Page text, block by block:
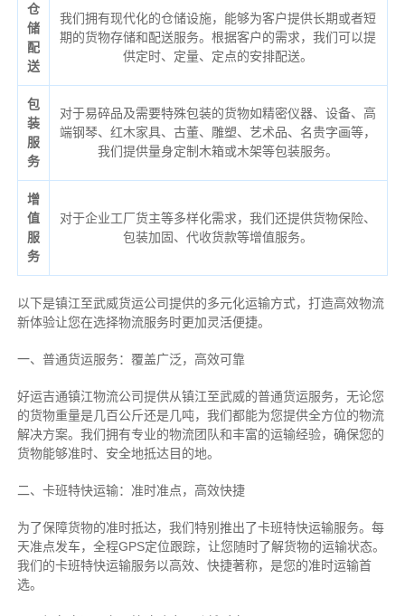
仓
储
配
送
我们拥有现代化的仓储设施，能够为客户提供长期或者短
期的货物存储和配送服务。根据客户的需求，我们可以提
供定时、定量、定点的安排配送。
包
装
服
务
对于易碎品及需要特殊包装的货物如精密仪器、设备、高
端钢琴、红木家具、古董、雕塑、艺术品、名贵字画等，
我们提供量身定制木箱或木架等包装服务。
增
值
服
务
对于企业工厂货主等多样化需求，我们还提供货物保险、
包装加固、代收货款等增值服务。
以下是镇江至武威货运公司提供的多元化运输方式，打造高效物流
新体验让您在选择物流服务时更加灵活便捷。
一、普通货运服务：覆盖广泛，高效可靠
好运吉通镇江物流公司提供从镇江至武威的普通货运服务，无论您
的货物重量是几百公斤还是几吨，我们都能为您提供全方位的物流
解决方案。我们拥有专业的物流团队和丰富的运输经验，确保您的
货物能够准时、安全地抵达目的地。
二、卡班特快运输：准时准点，高效快捷
为了保障货物的准时抵达，我们特别推出了卡班特快运输服务。每
天准点发车，全程GPS定位跟踪，让您随时了解货物的运输状态。
我们的卡班特快运输服务以高效、快捷著称，是您的准时运输首
选。